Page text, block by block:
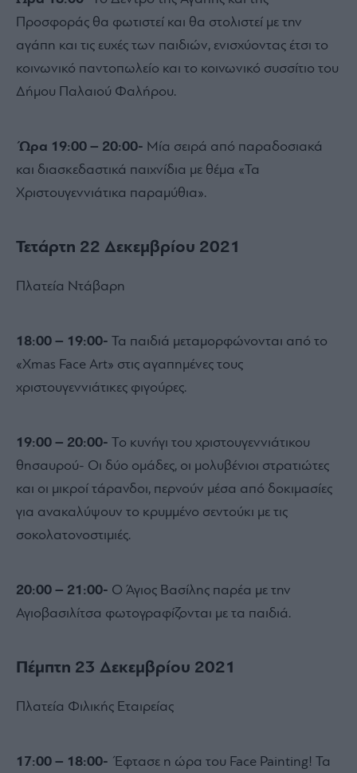
Προσφοράς θα φωτιστεί και θα στολιστεί µε την
αγάπη και τις ευχές των παιδιών, ενισχύοντας έτσι το
κοινωνικό παντοπωλείο και το κοινωνικό συσσίτιο του
Δήμου Παλαιού Φαλήρου.
Ώρα 19:00 – 20:00- Μία σειρά από παραδοσιακά
και διασκεδαστικά παιχνίδια µε θέµα «Τα
Χριστουγεννιάτικα παραµύθια».
Τετάρτη 22 Δεκεμβρίου 2021
Πλατεία Ντάβαρη
18:00 – 19:00- Τα παιδιά μεταμορφώνονται από το
«Xmas Face Art» στις αγαπημένες τους
χριστουγεννιάτικες φιγούρες.
19:00 – 20:00- Το κυνήγι του χριστουγεννιάτικου
θησαυρού- Οι δύο ομάδες, οι μολυβένιοι στρατιώτες
και οι μικροί τάρανδοι, περνούν μέσα από δοκιμασίες
για ανακαλύψουν το κρυμμένο σεντούκι με τις
σοκολατονοστιμιές.
20:00 – 21:00- Ο Άγιος Βασίλης παρέα με την
Αγιοβασιλίτσα φωτογραφίζονται με τα παιδιά.
Πέμπτη 23 Δεκεμβρίου 2021
Πλατεία Φιλικής Εταιρείας
17:00 – 18:00-Έφτασε η ώρα του Face Painting! Τα